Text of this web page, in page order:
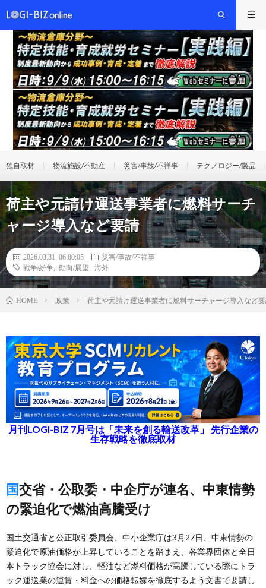
独自取材 物流施設/不動産 災害/事故/不祥事 テクノロジー/製品
荷主や元請け運送事業者に燃料サーチ
ャージ導入など要請
2026.03.31 06:00:05
災害/事故/不祥事
戦争/紛争
動向/展望 海外
HOME 政策 荷主や元請け運送事業者に燃料サーチャージ導入など
月刊LOGI-BIZ 7月号は「未来を創る輸送改革」 先行企業の
生存戦略を徹底取材
国交省・公取委・中企庁が連名、中東情勢
の緊迫化で燃油高騰受け
国土交通省と公正取引委員会、中小企業庁は3月27日、中東情勢の
緊迫化で原油価格が上昇していることを踏まえ、各業界団体と全日
本トラック協会に対し、軽油など燃料価格が高騰している際にトラ
ック運送業の運賃・料金への価格転嫁を徹底するよう文書で要請し